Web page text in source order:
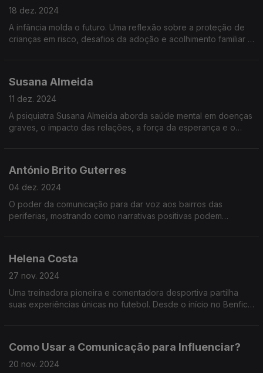
18 dez. 2024
A infância molda o futuro. Uma reflexão sobre a proteção de
crianças em risco, desafios da adoção e acolhimento familiar e
Susana Almeida
11 dez. 2024
A psiquiatra Susana Almeida aborda saúde mental em doenças
graves, o impacto das relações, a força da esperança e o
António Brito Guterres
04 dez. 2024
O poder da comunicação para dar voz aos bairros das
periferias, mostrando como narrativas positivas podem
Helena Costa
27 nov. 2024
Uma treinadora pioneira e comentadora desportiva partilha
suas experiências únicas no futebol. Desde o início no Benfica
Como Usar a Comunicação para Influenciar?
20 nov. 2024